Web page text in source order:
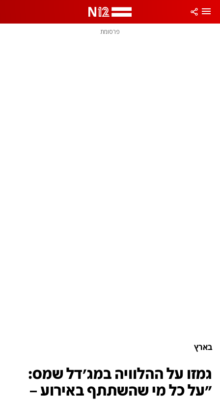
פרסומת
בארץ
גמזו על ההלוויה במג'דל שמס:
"על כל מי שהשתתף באירוע –